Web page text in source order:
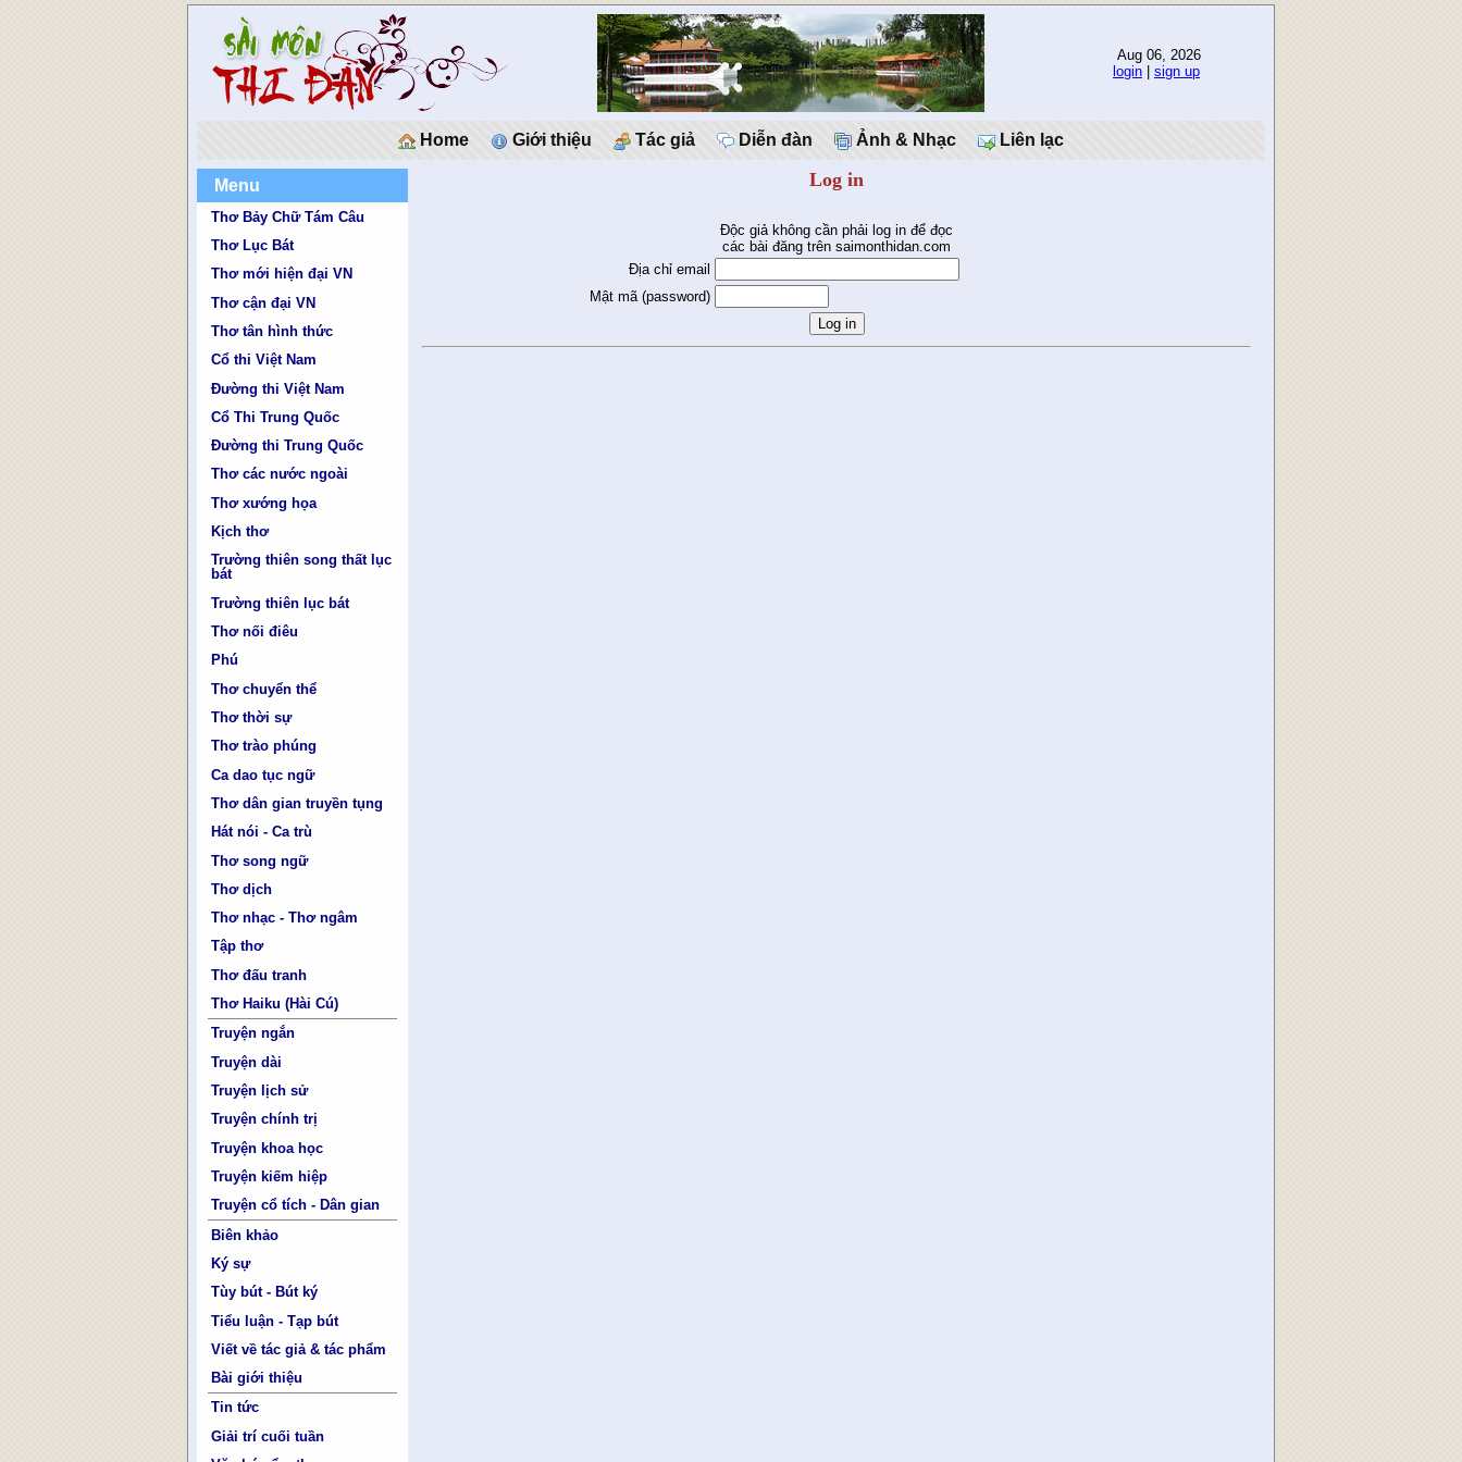
Aug 06, 2026
login
sign up
Home Giới thiệu Tác giả Diễn đàn Ảnh & Nhạc Liên lạc
Menu
Thơ Bảy Chữ Tám Câu
Thơ Lục Bát
Thơ mới hiện đại VN
Thơ cận đại VN
Thơ tân hình thức
Cổ thi Việt Nam
Đường thi Việt Nam
Cổ Thi Trung Quốc
Đường thi Trung Quốc
Thơ các nước ngoài
Thơ xướng họa
Kịch thơ
Trường thiên song thất lục
bát
Trường thiên lục bát
Thơ nối điêu
Phú
Thơ chuyển thể
Thơ thời sự
Thơ trào phúng
Ca dao tục ngữ
Thơ dân gian truyền tụng
Hát nói - Ca trù
Thơ song ngữ
Thơ dịch
Thơ nhạc - Thơ ngâm
Tập thơ
Thơ đấu tranh
Thơ Haiku (Hài Cú)
Truyện ngắn
Truyện dài
Truyện lịch sử
Truyện chính trị
Truyện khoa học
Truyện kiếm hiệp
Truyện cổ tích - Dân gian
Biên khảo
Ký sự
Tùy bút - Bút ký
Tiểu luận - Tạp bút
Viết về tác giả & tác phẩm
Bài giới thiệu
Tin tức
Giải trí cuối tuần
Log in
Độc giả không cần phải log in để đọc
các bài đăng trên saimonthidan.com
Địa chỉ email
Mật mã (password)